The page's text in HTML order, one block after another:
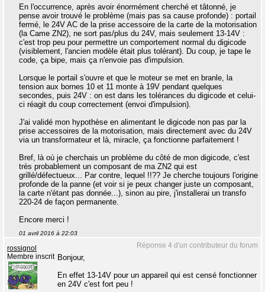
En l'occurrence, après avoir énormément cherché et tâtonné, je
pense avoir trouvé le problème (mais pas sa cause profonde) : portail
fermé, le 24V AC de la prise accessoire de la carte de la motorisation
(la Came ZN2), ne sort pas/plus du 24V, mais seulement 13-14V :
c'est trop peu pour permettre un comportement normal du digicode
(visiblement, l'ancien modèle était plus tolérant). Du coup, je tape le
code, ça bipe, mais ça n'envoie pas d'impulsion.
Lorsque le portail s'ouvre et que le moteur se met en branle, la
tension aux bornes 10 et 11 monte à 19V pendant quelques
secondes, puis 24V : on est dans les tolérances du digicode et celui-
ci réagit du coup correctement (envoi d'impulsion).
J'ai validé mon hypothèse en alimentant le digicode non pas par la
prise accessoires de la motorisation, mais directement avec du 24V
via un transformateur et là, miracle, ça fonctionne parfaitement !
Bref, là où je cherchais un problème du côté de mon digicode, c'est
très probablement un composant de ma ZN2 qui est
grillé/défectueux... Par contre, lequel !!?? Je cherche toujours l'origine
profonde de la panne (et voir si je peux changer juste un composant,
la carte n'étant pas donnée...), sinon au pire, j'installerai un transfo
220-24 de façon permanente.
Encore merci !
01 avril 2016 à 22:03
Réponse 4 d'un contributeur du forum
rossignol
Membre inscrit Bonjour,
En effet 13-14V pour un appareil qui est censé fonctionner
en 24V c'est fort peu !